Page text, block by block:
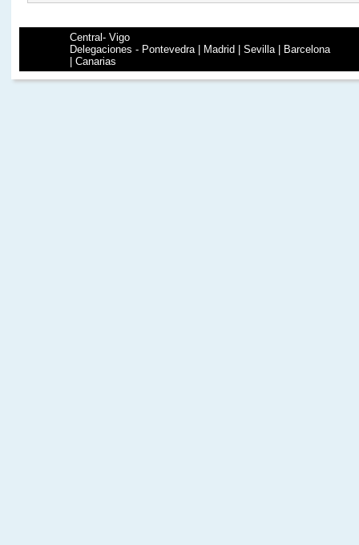
Central- Vigo
Delegaciones - Pontevedra | Madrid | Sevilla | Barcelona
| Canarias